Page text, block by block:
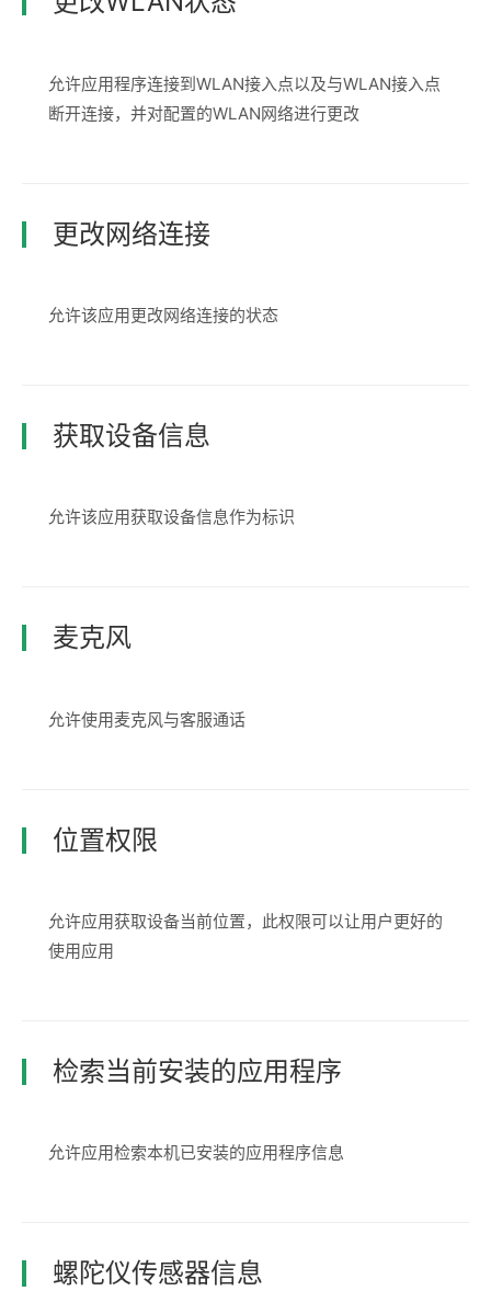
允许应用程序连接到WLAN接入点以及与WLAN接入点
断开连接，并对配置的WLAN网络进行更改
更改网络连接
允许该应用更改网络连接的状态
获取设备信息
允许该应用获取设备信息作为标识
麦克风
允许使用麦克风与客服通话
位置权限
允许应用获取设备当前位置，此权限可以让用户更好的
使用应用
检索当前安装的应用程序
允许应用检索本机已安装的应用程序信息
螺陀仪传感器信息